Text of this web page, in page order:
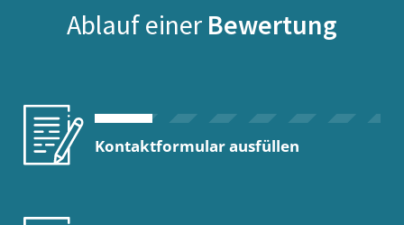
Ablauf einer Bewertung
Kontaktformular ausfüllen